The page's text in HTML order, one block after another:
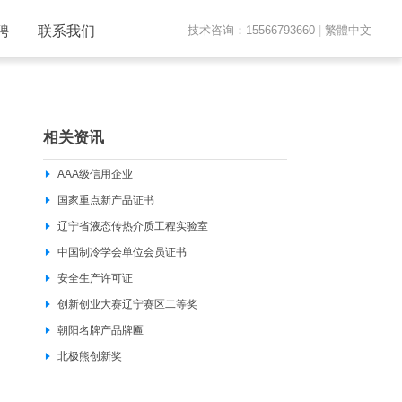
联系我们 技术咨询：15566793660 |繁體中文
相关资讯
AAA级信用企业
国家重点新产品证书
辽宁省液态传热介质工程实验室
中国制冷学会单位会员证书
安全生产许可证
创新创业大赛辽宁赛区二等奖
朝阳名牌产品牌匾
北极熊创新奖